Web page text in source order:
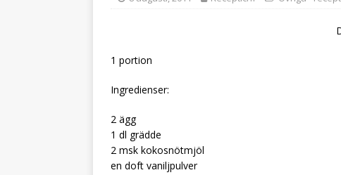
1 portion
Ingredienser:
2 ägg
1 dl grädde
2 msk kokosnötmjöl
en doft vaniljpulver